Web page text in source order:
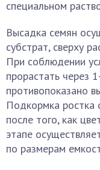
специальном
Высадка семян
субстрат, сверху
При соблюдении
прорастать через
противопоказано
Подкормка ростка
после того, как
этапе
по размерам